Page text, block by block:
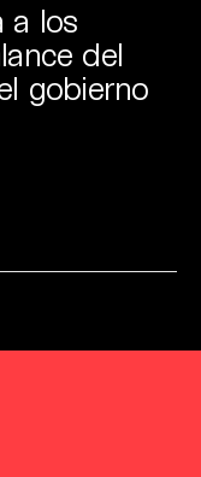
a los
del
gobierno